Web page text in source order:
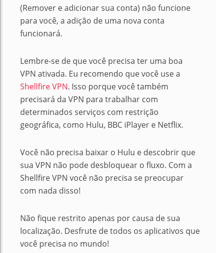
(Remover e adicionar sua conta) não funcione
para você, a adição de uma nova conta
funcionará.
Lembre-se de que você precisa ter uma boa
VPN ativada. Eu recomendo que você use a
Shellfire VPN. Isso porque você também
precisará da VPN para trabalhar com
determinados serviços com restrição
geográfica, como Hulu, BBC iPlayer e Netflix.
Você não precisa baixar o Hulu e descobrir que
sua VPN não pode desbloquear o fluxo. Com a
Shellfire VPN você não precisa se preocupar
com nada disso!
Não fique restrito apenas por causa de sua
localização. Desfrute de todos os aplicativos que
você precisa no mundo!